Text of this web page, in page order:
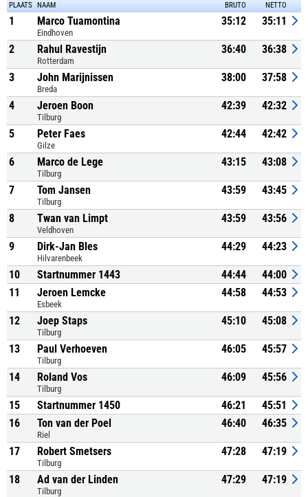
PLAATS NAAM BRUTO NETTO
1 Marco Tuamontina
Eindhoven
35:12 35:11
2 Rahul Ravestijn
Rotterdam
36:40 36:38
3 John Marijnissen
Breda
38:00 37:58
4 Jeroen Boon
Tilburg
42:39 42:32
5 Peter Faes
Gilze
42:44 42:42
6 Marco de Lege
Tilburg
43:15 43:08
7 Tom Jansen
Tilburg
43:59 43:45
8 Twan van Limpt
Veldhoven
43:59 43:56
9 Dirk-Jan Bles
Hilvarenbeek
44:29 44:23
10 Startnummer 1443 44:44
44:00
11
Jeroen Lemcke
Esbeek
44:58 44:53
12 Joep Staps
Tilburg
45:10 45:08
13 Paul Verhoeven
Tilburg
46:05 45:57
14 Roland Vos
Tilburg
46:09 45:56
15 Startnummer 1450 46:21
45:51
16
Ton van der Poel
Riel
46:40 46:35
17 Robert Smetsers
Tilburg
47:28 47:19
18 Ad van der Linden
Tilburg
47:29 47:19